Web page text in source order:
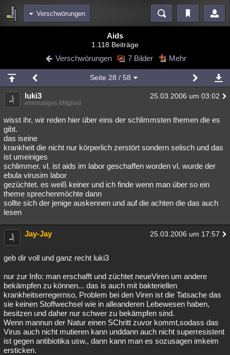
Verschwörungen
Blogs Videos
Chat Wiki Neuigkeiten
meine Rubriken
Menschen Mystery Kriminalfälle
Spiritualität Verschwörungen Technologie Ufologie
Natur
weitere Rubriken
Philosophie Träume Orte Esoterik Literatur
Astronomie Helpdesk Gruppen Gaming Filme
Musik Clash
Übersichten
Besucht
Lesenswert Schlüsselwörter
Aids
1.118 Beiträge
Verschwörungen 7 Bilder Mehr
Seite 28 / 58
luki3 25.03.2006 um 03:02
ehemaliges Mitglied
wisst ihr, wir reden hier über eins der schlimmsten themen die es
gibt.
das iseine
krankheit die nicht nur körperlich zerstört sondern selisch und das
ist umeiniges
schlimmer. vl. ist aids im labor geschaffen worden vl. wurde der
ebula virusim labor
gezüchtet. es weiß keiner und ich finde wenn man über so ein
theme sprechenmöchte dann
sollte sich der jenige auskennen und auf die achten die das auch
lesen
Jay-Jay 25.03.2006 um 17:57
geb dir voll und ganz recht luki3
nur zur Info: man erschafft und züchtet neueViren um andere
bekämpfen zu können... das is auch mit bakteriellen
krankheitserregernso, Problem bei den Viren ist die Tatsache das
sie keinen Stoffwechsel wie in alleanderen Lebewesen haben,
besitzen und daher nur schwer zu bekämpfen sind.
Wenn mannun der Natur einen SChritt zuvor kommt,sodass das
Virus auch nicht mutieren kann unddann auch nicht superresistent
ist gegen antibiotika usw., dann kann man es sozusagen imkeim
ersticken.